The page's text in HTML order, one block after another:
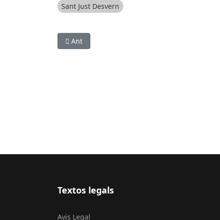
Sant Just Desvern
Article anterior: SOCIETAT: Sant Vicenç dels
Ant
Textos legals
Avis Legal